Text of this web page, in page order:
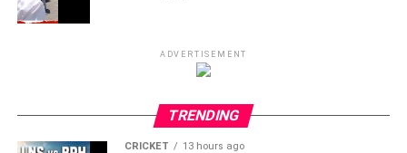
ADVERTISEMENT
TRENDING
CRICKET 13 hours ago